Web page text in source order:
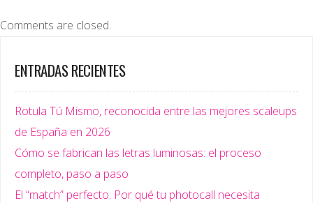
Comments are closed.
ENTRADAS RECIENTES
Rotula Tú Mismo, reconocida entre las mejores scaleups
de España en 2026
Cómo se fabrican las letras luminosas: el proceso
completo, paso a paso
El “match” perfecto: Por qué tu photocall necesita